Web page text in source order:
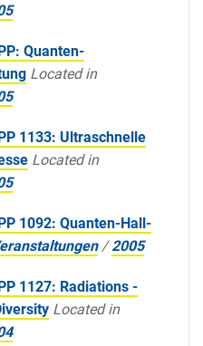
Quanten-
Located in
1133: Ultraschnelle
Located in
1092: Quanten-Hall-
/2005
1127: Radiations -
Located in